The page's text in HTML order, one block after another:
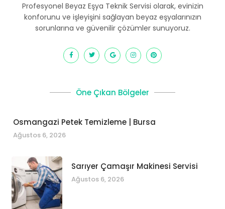
Profesyonel Beyaz Eşya Teknik Servisi olarak, evinizin
konforunu ve işleyişini sağlayan beyaz eşyalarınızın
sorunlarına ve güvenilir çözümler sunuyoruz.
Öne Çıkan Bölgeler
Osmangazi Petek Temizleme | Bursa
Ağustos 6, 2026
Sarıyer Çamaşır Makinesi Servisi
Ağustos 6, 2026